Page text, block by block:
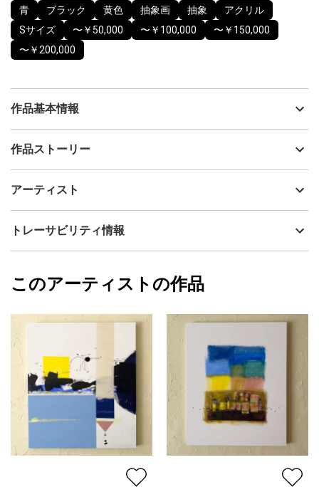
青 ブラック 黄色 抽象画 抽象
アクリル
Sサイズ
〜￥50,000 〜￥100,000
〜￥150,000
〜￥200,000
作品基本情報
出品者
制作年
技法
アクリル
カラー
青
黄色
二週間以内
作品ストーリー
具象、具体的に何か「もの」を描いているわけではありません。
タイトルは、想像を広げていただくための足がかり、ヒントのよ
うなものです。
ご覧になる方によって、また、同じ方でもその日その時によって
見えてくるものが違うでしょう。
シナベニヤパネル
アクリル絵具
「ryu」
りゅう。
アーティスト
小林功二
フォローする
トレーサビリティ情報
小林功二
このアーティストの作品